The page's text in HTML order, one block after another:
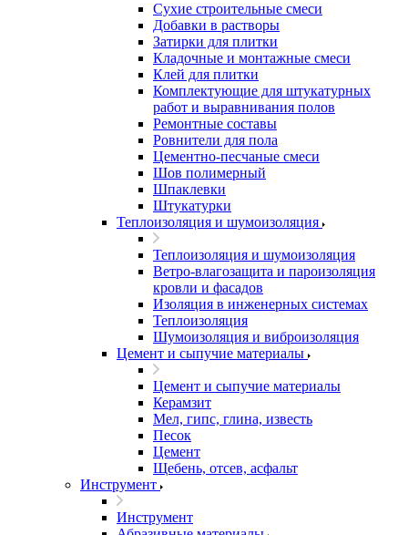
Сухие строительные смеси
Добавки в растворы
Затирки для плитки
Кладочные и монтажные смеси
Клей для плитки
Комплектующие для штукатурных
работ и выравнивания полов
Ремонтные составы
Ровнители для пола
Цементно-песчаные смеси
Шов полимерный
Шпаклевки
Штукатурки
Теплоизоляция и шумоизоляция
Теплоизоляция и шумоизоляция
Ветро-влагозащита и пароизоляция
кровли и фасадов
Изоляция в инженерных системах
Теплоизоляция
Шумоизоляция и виброизоляция
Цемент и сыпучие материалы
Цемент и сыпучие материалы
Керамзит
Мел, гипс, глина, известь
Песок
Цемент
Щебень, отсев, асфальт
Инструмент
Инструмент